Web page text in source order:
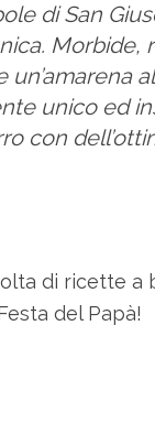
di San
Morbide,
unico ed
con
di ricette a
del Papà!